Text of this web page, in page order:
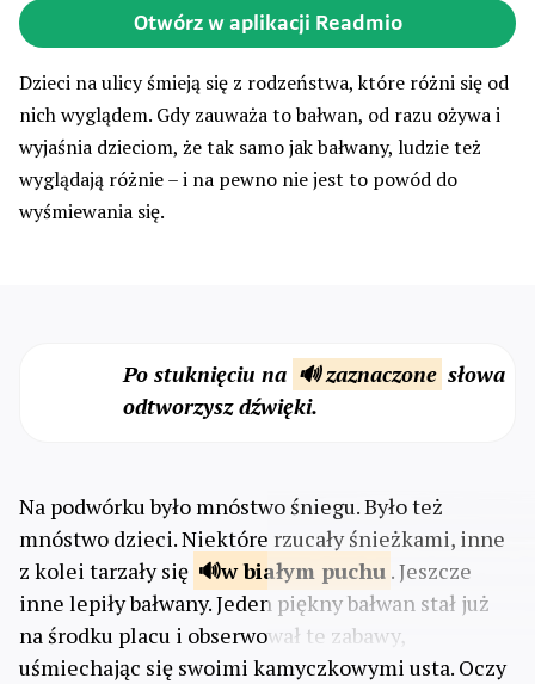
Otwórz w aplikacji Readmio
Dzieci na ulicy śmieją się z rodzeństwa, które różni się od
nich wyglądem. Gdy zauważa to bałwan, od razu ożywa i
wyjaśnia dzieciom, że tak samo jak bałwany, ludzie też
wyglądają różnie – i na pewno nie jest to powód do
wyśmiewania się.
Po stuknięciu na 🔊 zaznaczone słowa
odtworzysz dźwięki.
Na podwórku było mnóstwo śniegu. Było też
mnóstwo dzieci. Niektóre rzucały śnieżkami, inne
z kolei tarzały się
w białym puchu . Jeszcze
inne lepiły bałwany. Jeden piękny bałwan stał już
na środku placu i obserwował te zabawy,
uśmiechając się swoimi kamyczkowymi usta. Oczy